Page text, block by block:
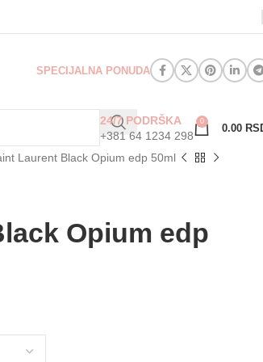
SPECIJALNA PONUDA
24/7 PODRŠKA
+381 64 1234 298
0
0.00
Laurent Black Opium edp 50ml
Opium edp